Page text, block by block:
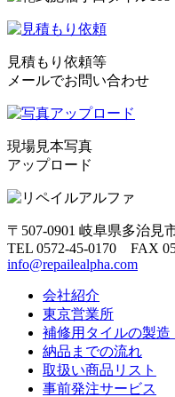
見積もり依頼等
メールでお問い合わせ
現場見本写真
アップロード
〒507-0901 岐阜県多治見
TEL 0572-45-0170 FAX
info@repailealpha.com
会社紹介
東京営業所
補修用タイルの製造
納品までの流れ
取扱い商品リスト
事前発注サービス